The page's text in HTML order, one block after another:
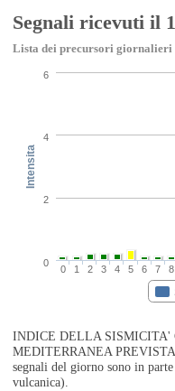
Segnali ricevuti il
Lista dei precursori
Intensita
0 1 2 3 4 5 6 7 8
0
2
4
6
INDICE DELLA
MEDITERRANEA
segnali del giorno sono in
vulcanica).